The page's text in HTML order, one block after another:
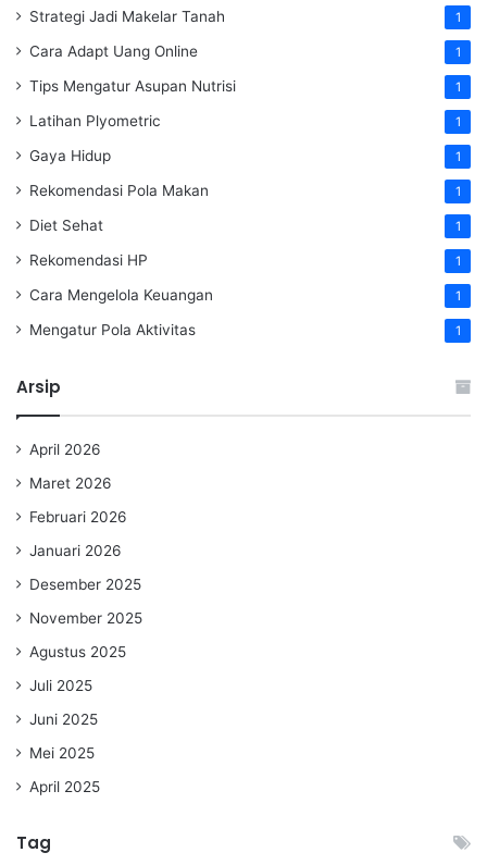
Strategi Jadi Makelar Tanah 1
Cara Adapt Uang Online 1
Tips Mengatur Asupan Nutrisi 1
Latihan Plyometric 1
Gaya Hidup 1
Rekomendasi Pola Makan 1
Diet Sehat 1
Rekomendasi HP 1
Cara Mengelola Keuangan 1
Mengatur Pola Aktivitas 1
Arsip
April 2026
Maret 2026
Februari 2026
Januari 2026
Desember 2025
November 2025
Agustus 2025
Juli 2025
Juni 2025
Mei 2025
April 2025
Tag